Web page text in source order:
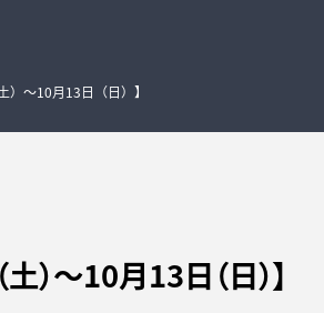
〜10月13日（日）】
〜10月13日（日）】